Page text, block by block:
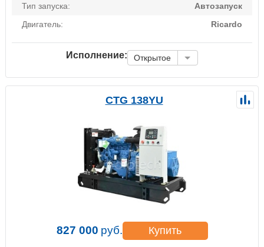
Тип запуска:
Автозапуск
Двигатель:
Ricardo
Исполнение: Открытое
CTG 138YU
827 000 руб. Купить